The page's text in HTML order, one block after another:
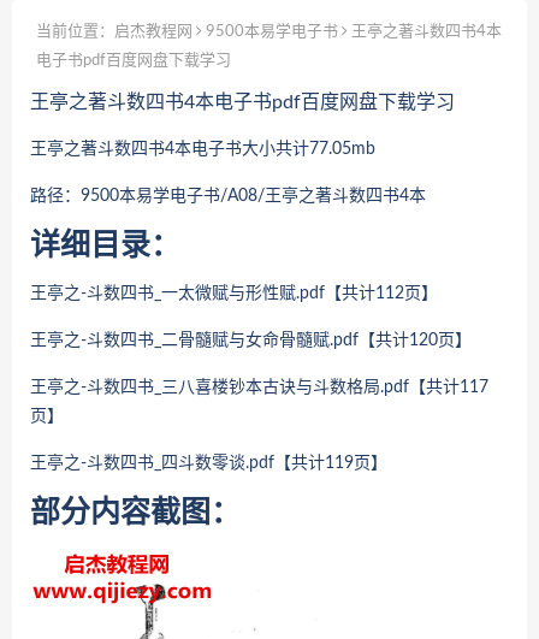
当前位置： 启杰教程网 9500本易学电子书
王亭之著斗数四书4本
电子书pdf百度网盘下载学习
王亭之著斗数四书4本电子书pdf百度网盘下载学习
王亭之著斗数四书4本电子书大小共计77.05mb
路径：9500本易学电子书/A08/ 王亭之著斗数四书4本
详细目录：
王亭之-斗数四书_一太微赋与形性赋.pdf【共计112页】
王亭之-斗数四书_二骨髓赋与女命骨髓赋.pdf 【共计120页】
王亭之-斗数四书_三八喜楼钞本古诀与斗数格局.pdf 【共计117
页】
王亭之-斗数四书_四斗数零谈.pdf 【共计119页】
部分内容截图：